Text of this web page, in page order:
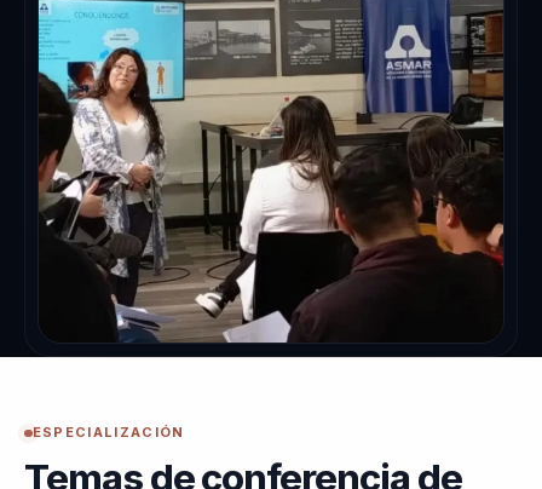
ESPECIALIZACIÓN
Temas de conferencia de